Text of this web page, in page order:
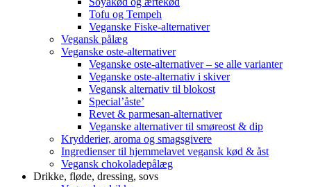
Tofu og Tempeh
Veganske Fiske-alternativer
Vegansk pålæg
Veganske oste-alternativer
Veganske oste-alternativer – se alle varianter
Veganske oste-alternativ i skiver
Vegansk alternativ til blokost
Special’åste’
Revet & parmesan-alternativer
Veganske alternativer til smøreost & dip
Krydderier, aroma og smagsgivere
Ingredienser til hjemmelavet vegansk kød & åst
Vegansk chokoladepålæg
Drikke, fløde, dressing, sovs